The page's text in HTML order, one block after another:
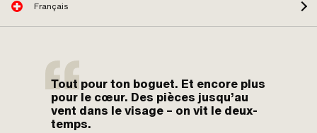
Français
Tout pour ton boguet. Et encore plus
pour le cœur. Des pièces jusqu’au
vent dans le visage – on vit le deux-
temps.